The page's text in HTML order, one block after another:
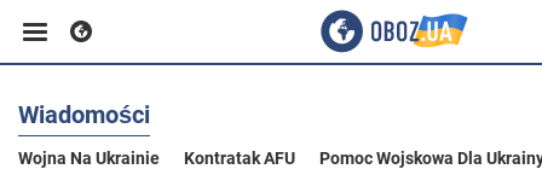
Biznes
Wiadomości
Wojna Na Ukrainie Kontratak AFU Pomoc Wojskowa Dla